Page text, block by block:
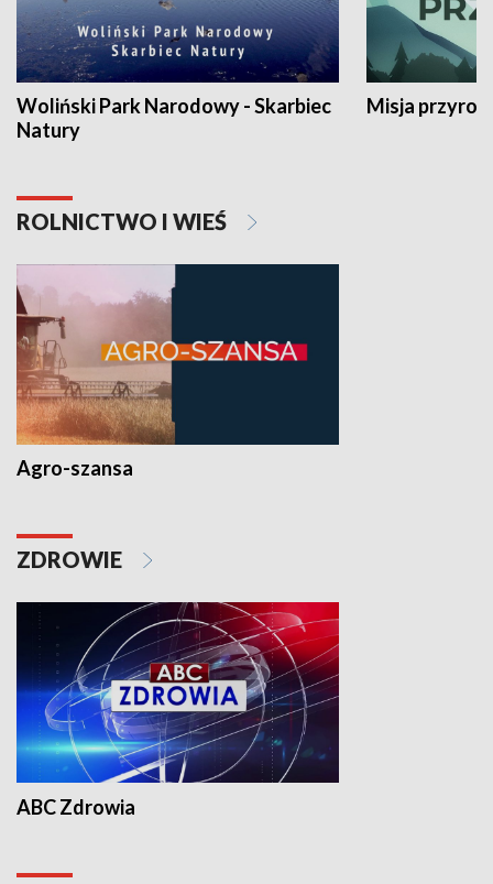
Woliński Park Narodowy - Skarbiec
Natury
Misja
ROLNICTWO I WIEŚ
Agro-szansa
ZDROWIE
ABC Zdrowia